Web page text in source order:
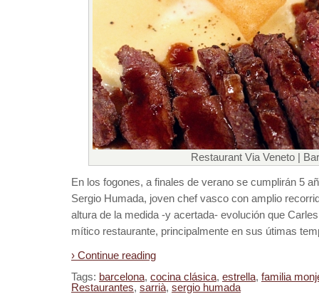
Restaurant Via Veneto |
En los fogones, a finales de verano se cumplirán 5
Sergio Humada, joven chef vasco con amplio
altura de la medida -y acertada- evolución que
mítico restaurante, principalmente en sus útimas
› Continue reading
Tags: barcelona, cocina clásica, estrella, familia
Restaurantes, sarrià, sergio humada